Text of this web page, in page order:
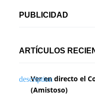
PUBLICIDAD
ARTÍCULOS
Ver en directo el
(Amistoso)